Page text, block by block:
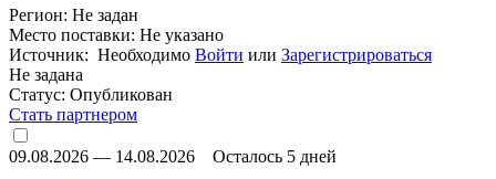
Регион: Не задан
Место поставки: Не указано
Источник: Необходимо Войти или Зарегистрироваться
Не задана
Статус: Опубликован
Стать партнером
09.08.2026 — 14.08.2026
Осталось 5 дней